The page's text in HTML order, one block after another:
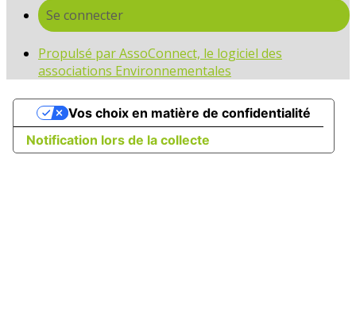
Se connecter
Propulsé par AssoConnect, le logiciel des
associations Environnementales
Notification lors de la collecte
Vos choix en matière de confidentialité